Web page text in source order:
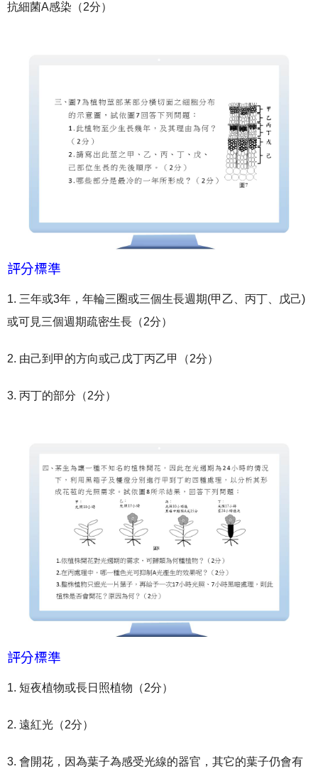
抗細菌A感染（2分）
評分標準
1. 三年或3年，年輪三圈或三個生長週期(甲乙、丙丁、戊己)
或可見三個週期疏密生長（2分）
2. 由己到甲的方向或己戊丁丙乙甲（2分）
3. 丙丁的部分（2分）
評分標準
1. 短夜植物或長日照植物（2分）
2. 遠紅光（2分）
3. 會開花，因為葉子為感受光線的器官，其它的葉子仍會有